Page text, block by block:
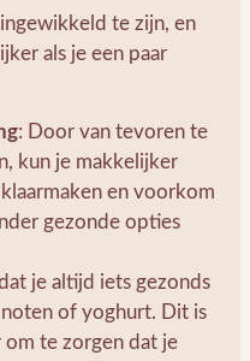
te zijn, en
als je een paar
: Door van tevoren te
kun je makkelijker
en voorkom
gezonde opties
je altijd iets gezonds
of yoghurt. Dit is
om te zorgen dat je